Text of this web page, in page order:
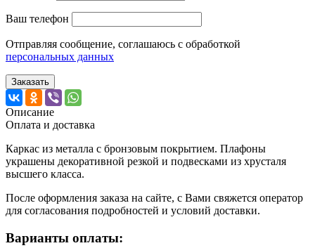
Ваш телефон
Отправляя сообщение, соглашаюсь с обработкой
персональных данных
Заказать
Описание
Оплата и доставка
Каркас из металла с бронзовым покрытием. Плафоны
украшены декоративной резкой и подвесками из хрусталя
высшего класса.
После оформления заказа на сайте, с Вами свяжется оператор
для согласования подробностей и условий доставки.
Варианты оплаты: